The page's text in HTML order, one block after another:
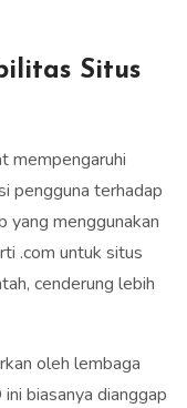
Situs
mempengaruhi
pengguna terhadap
menggunakan
.com untuk situs
cenderung lebih
oleh lembaga
biasanya dianggap